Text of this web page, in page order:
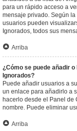
para un rápido acceso a
mensaje privado. Según
usuarios pueden
Ignorados, todos sus
Arriba
¿Cómo se puede añadir
Ignorados?
Puede añadir usuarios a
un enlace para añadirlo a
hacerlo desde el Panel de
nombre. Puede eliminar
Arriba